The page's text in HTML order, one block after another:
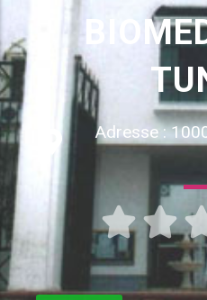
Inscription en Ligne
Bourses
Foire aux Questions
Adresse : عدد 45 شارع 9 أفريل 1000
 